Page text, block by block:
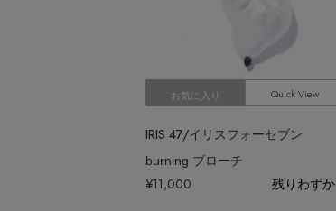
お気に入り Quick View
IRIS 47/イリスフォーセブン
burning ブローチ
¥11,000 残りわずか